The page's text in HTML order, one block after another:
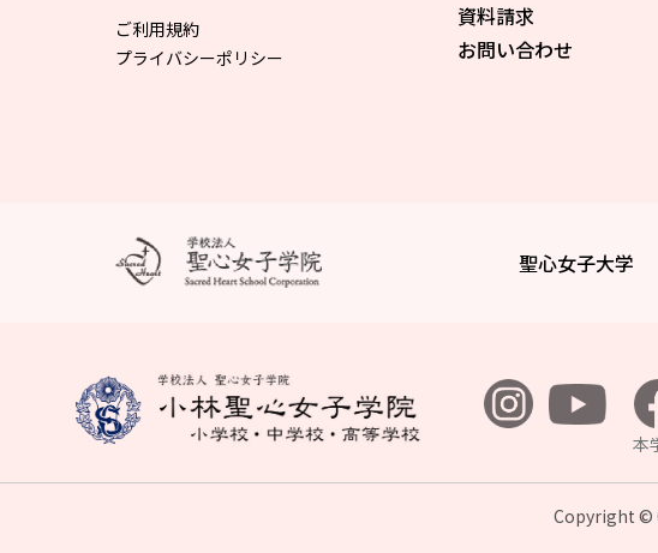
ご利用規約
プライバシーポリシー
資料請求
お問い合わせ
聖心女子大学
本
Copyright ©